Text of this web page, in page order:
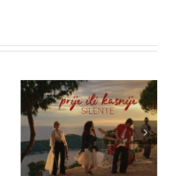
Silente objavio novi
singl “Prije ili kasnije”